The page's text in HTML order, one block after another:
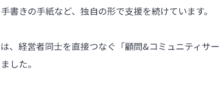
書きの手紙など、独自の形で支援を続けています。
、経営者同士を直接つなぐ「顧問&コミュニティサ
した。